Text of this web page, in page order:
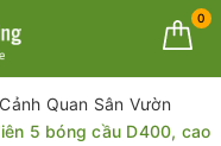
0
Quan Sân Vườn
5 bóng cầu D400, cao